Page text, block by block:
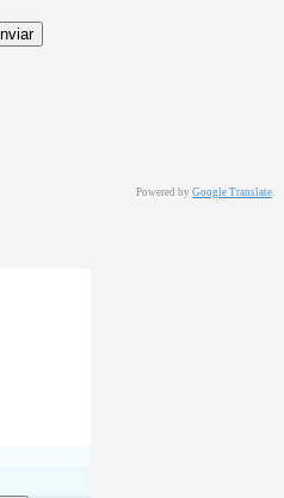
Powered by Google Translate